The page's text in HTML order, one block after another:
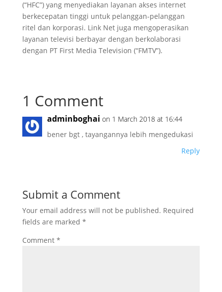
(“HFC”) yang menyediakan layanan akses internet
berkecepatan tinggi untuk pelanggan-pelanggan
ritel dan korporasi. Link Net juga mengoperasikan
layanan televisi berbayar dengan berkolaborasi
dengan PT First Media Television (“FMTV”).
1 Comment
adminboghai on 1 March 2018 at 16:44
bener bgt , tayangannya lebih mengedukasi
Reply
Submit a Comment
Your email address will not be published. Required
fields are marked *
Comment *